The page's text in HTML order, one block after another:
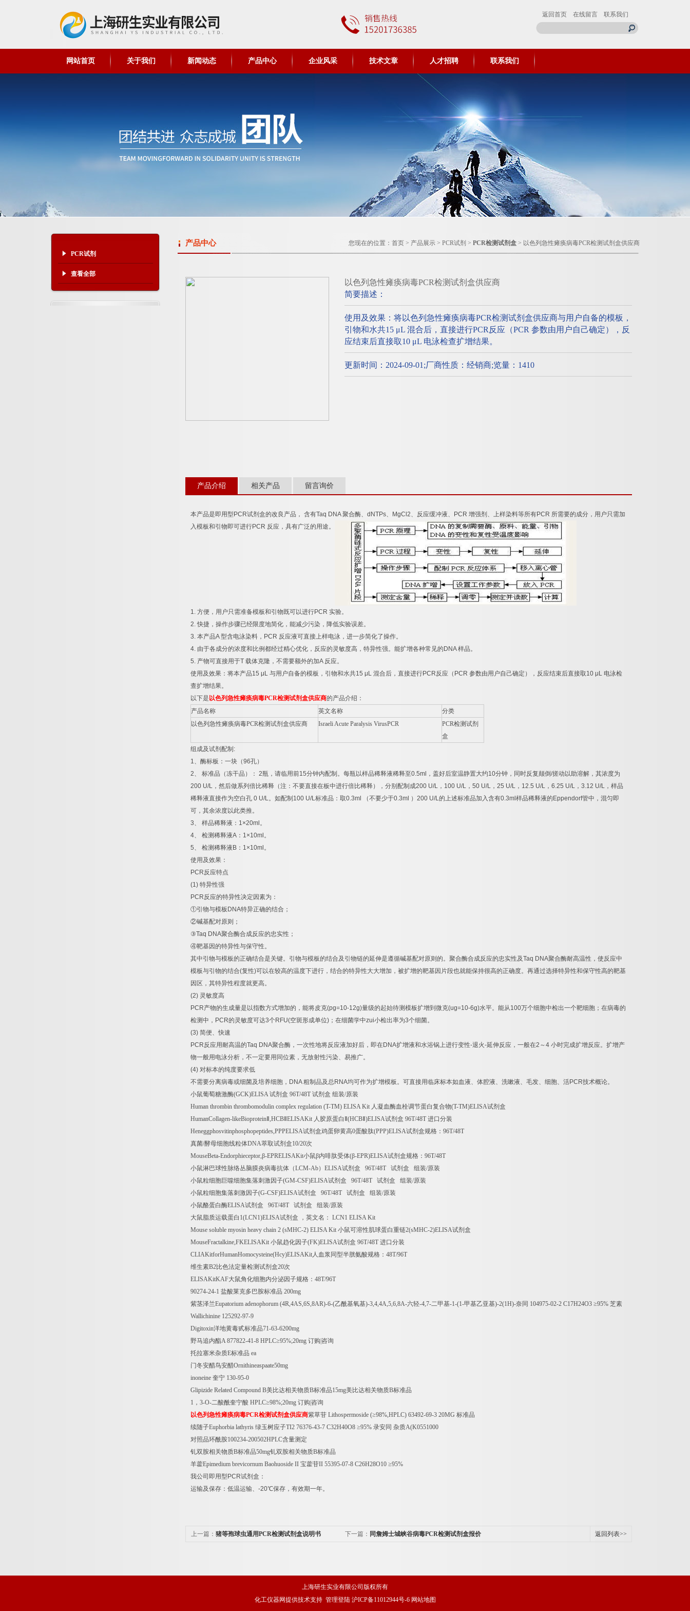
返回首页 在线留言 联系我们
网站首页 关于我们 新闻动态 产品中心 企业风采 技术文章 人才招聘 联系我们
PCR试剂
查看全部
产品中心 您现在的位置： 首页 > 产品展示 > PCR试剂 > PCR检测试剂盒 > 以色列急性瘫痪病毒PCR检测试剂盒供应商
以色列急性瘫痪病毒PCR检测试剂盒供应商
简要描述：
使用及效果：将以色列急性瘫痪病毒PCR检测试剂盒供应商与用户自备的模板，
引物和水共15 μL 混合后，直接进行PCR反应（PCR 参数由用户自己确定），反
应结束后直接取10 μL 电泳检查扩增结果。
更新时间：2024-09-01;厂商性质：经销商;览量：1410
产品介绍 相关产品 留言询价
本产品是即用型 PCR试剂盒的改良产品， 含有Taq DNA聚合酶、 dNTPs、 MgCl2、反应缓冲液、 PCR 增强剂、上样染料等所有PCR 所需要的成分，用户只需加
入模板和引物即可进行PCR 反应，具有广泛的用途。
1. 方便，用户只需准备模板和引物既可以进行PCR 实验。
2.快捷，操作步骤已经限度地简化，能减少污染，降低实验误差。
3. 本产品A型含电泳染料， PCR 反应液可直接上样电泳，进一步简化了操作。
4. 由于各成分的浓度和比例都经过精心优化，反应的灵敏度高，特异性强。能扩增各种常见的 DNA样品。
5. 产物可直接用于T 载体克隆，不需要额外的加A 反应。
使用及效果：将本产品15 μL 与用户自备的模板，引物和水共15 μL 混合后，直接进行PCR反应（ PCR 参数由用户自己确定），反应结束后直接取10 μL 电泳检
查扩增结果。
以下是以色列急性瘫痪病毒PCR检测试剂盒供应商的产品介绍：
产品名称
英文名称
分类
以色列急性瘫痪病毒PCR检测试剂盒供应商 Israeli Acute Paralysis VirusPCR PCR检测试剂
盒
组成及试剂配制 :
1、酶标板：一块（96孔）
2、 标准品（冻干品）： 2瓶，请临用前15分钟内配制。每瓶以样品稀释液稀释至0.5ml ，盖好后室温静置大约10分钟，同时反复颠倒/搓动以助溶解，其浓度为
200 U/L ，然后做系列倍比稀释（注：不要直接在板中进行倍比稀释），分别配制成200 U/L ， 100 U/L ， 50 U/L ， 25 U/L ， 12.5 U/L ， 6.25 U/L ， 3.12 U/L ，样品
稀释液直接作为空白孔 0 U/L。如配制 100 U/L标准品：取0.3ml （不要少于0.3ml ） 200 U/L的上述标准品加入含有0.3ml 样品稀释液的 Eppendorf管中，混匀即
可，其余浓度以此类推。
3、 样品稀释液： 1×20ml 。
4、 检测稀释液A ： 1×10ml 。
5、 检测稀释液 B ： 1×10ml 。
使用及效果：
PCR反应特点
(1) 特异性强
PCR反应的特异性决定因素为：
①引物与模板 DNA特异正确的结合；
②碱基配对原则；
③Taq DNA聚合酶合成反应的忠实性；
④靶基因的特异性与保守性。
其中引物与模板的正确结合是关键。引物与模板的结合及引物链的延伸是遵循碱基配对原则的。聚合酶合成反应的忠实性及Taq DNA聚合酶耐高温性，使反应中
模板与引物的结合(复性)可以在较高的温度下进行，结合的特异性大大增加，被扩增的靶基因片段也就能保持很高的正确度。再通过选择特异性和保守性高的靶基
因区，其特异性程度就更高。
(2) 灵敏度高
PCR产物的生成量是以指数方式增加的，能将皮克(pg=10-12g)量级的起始待测模板扩增到微克(ug=10-6g)水平。能从100万个细胞中检出一个靶细胞；在病毒的
检测中， PCR的灵敏度可达3个 RFU(空斑形成单位) ；在细菌学中zui小检出率为3个细菌。
(3) 简便、快速
PCR反应用耐高温的Taq DNA聚合酶，一次性地将反应液加好后，即在DNA扩增液和水浴锅上进行变性-退火-延伸反应，一般在2 ～4 小时完成扩增反应。扩增产
物一般用电泳分析，不一定要用同位素，无放射性污染、易推广。
(4) 对标本的纯度要求低
不需要分离病毒或细菌及培养细胞， DNA粗制品及总 RNA均可作为扩增模板。可直接用临床标本如血液、体腔液、洗嗽液、毛发、细胞、活PCR技术概论。
小鼠葡萄糖激酶(GCK)ELISA试剂盒 96T/48T 试剂盒 组装/原装
Human thrombin thrombomodulin complex regulation (T-TM) ELISA Kit 人凝血酶血栓调节蛋白复合物(T-TM)ELISA试剂盒
HumanCollagen-likeBioprotein ,HCB ELISAKit 人胶原蛋白Ⅱ (HCB )ELISA试剂盒 96T/48T 进口分装
Heneggphosvitinphosphopeptides,PPPELISA试剂盒鸡蛋卵黄高0蛋酸肽(PPP)ELISA试剂盒规格： 96T/48T
真菌/酵母细胞线粒体DNA萃取试剂盒10/20次
MouseBeta-Endorphieceptor,β-EPRELISAKit小鼠β内啡肽受体(β-EPR)ELISA试剂盒规格： 96T/48T
小鼠淋巴球性脉络丛脑膜炎病毒抗体（LCM-Ab） ELISA试剂盒 96T/48T 试剂盒 组装/原装
小鼠粒细胞巨噬细胞集落刺激因子(GM-CSF)ELISA试剂盒 96T/48T 试剂盒 组装/原装
小鼠粒细胞集落刺激因子(G-CSF)ELISA试剂盒 96T/48T 试剂盒 组装/原装
小鼠酪蛋白酶ELISA试剂盒 96T/48T 试剂盒 组装/原装
大鼠脂质运载蛋白 1(LCN1)ELISA试剂盒 ，英文名： LCN1 ELISA Kit
Mouse soluble myosin heavy chain 2 (sMHC-2) ELISA Kit 小鼠可溶性肌球蛋白重链2(sMHC-2)ELISA试剂盒
MouseFractalkine,FKELISAKit 小鼠趋化因子(FK)ELISA试剂盒 96T/48T 进口分装
CLIAKitforHumanHomocysteine(Hcy)ELISAKit人血浆同型半胱氨酸规格： 48T/96T
维生素B2比色法定量检测试剂盒20次
ELISAKitKAF大鼠角化细胞内分泌因子规格： 48T/96T
90274-24-1 盐酸莱克多巴胺标准品 200mg
紫茎泽兰Eupatorium adenophorum (4R,4AS,6S,8AR)-6-(乙酰基氧基)-3,4,4A,5,6,8A-六轻-4,7-二甲基-1-(1-甲基乙亚基)-2(1H)-奈同 104975-02-2 C17H24O3 ≥95% 芝素
Wallichinine 125292-97-9
Digitoxin洋地黄毒甙标准品71-63-6200mg
野马追内酯A 877822-41-8 HPLC≥95%;20mg 订购 咨询
托拉塞米杂质E标准品 ea
门冬安醋鸟安醋Ornithineaspaate50mg
inoneine 奎宁 130-95-0
Glipizide Related Compound B美比达相关物质B标准品15mg美比达相关物质B标准品
1 ， 3-O-二酸酰奎宁酸 HPLC≥98%;20mg 订购 咨询
以色列急性瘫痪病毒PCR检测试剂盒供应商紫草苷 Lithospermoside (≥98%,HPLC) 63492-69-3 20MG 标准品
续随子Euphorbia lathyris 绿玉树应子TI2 76376-43-7 C32H40O8 ≥95% 录安同 杂质A(K0551000
对照品环酰胺100234-200502HPLC含量测定
钆双胺相关物质B标准品50mg钆双胺相关物质B标准品
羊藿Epimedium brevicornum Baohuoside II 宝藿苷II 55395-07-8 C26H28O10 ≥95%
我公司即用型 PCR试剂盒：
运输及保存：低温运输、 -20℃保存，有效期一年。
上一篇： 猪等孢球虫通用PCR检测试剂盒说明书 下一篇： 同詹姆士城峡谷病毒PCR检测试剂盒报价 返回列表>>
上海研生实业有限公司版权所有
化工仪器网提供技术支持 管理登陆 沪ICP备11012944号-6 网站地图